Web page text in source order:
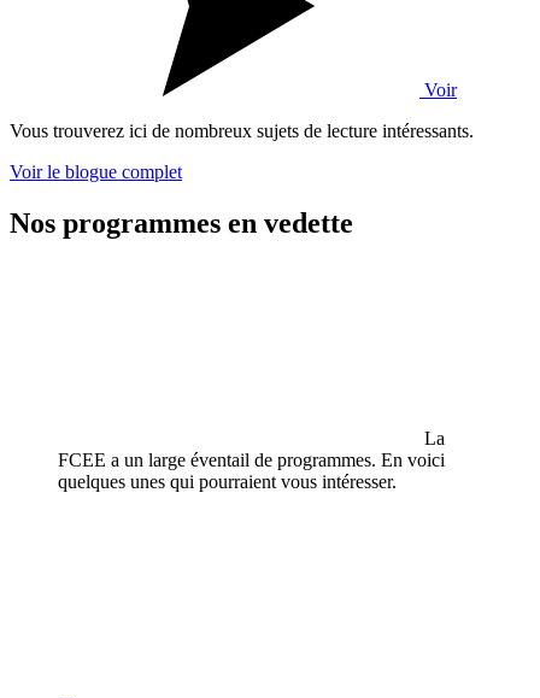
Voir
Vous trouverez ici de nombreux sujets de lecture intéressants.
Voir le blogue complet
Nos programmes en vedette
La
FCEE a un large éventail de programmes. En voici
quelques unes qui pourraient vous intéresser.